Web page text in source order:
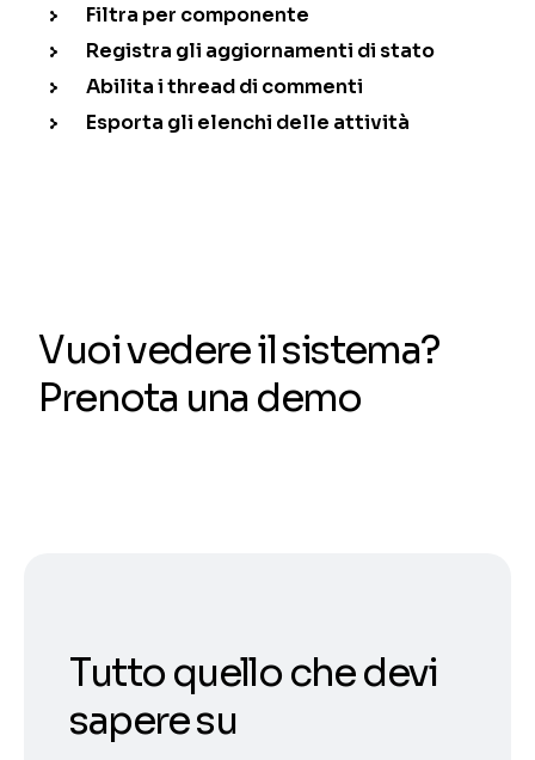
Filtra per componente
Registra gli aggiornamenti di stato
Abilita i thread di commenti
Esporta gli elenchi delle attività
Vuoi vedere il sistema?
Prenota una demo
Tutto quello che devi
sapere su